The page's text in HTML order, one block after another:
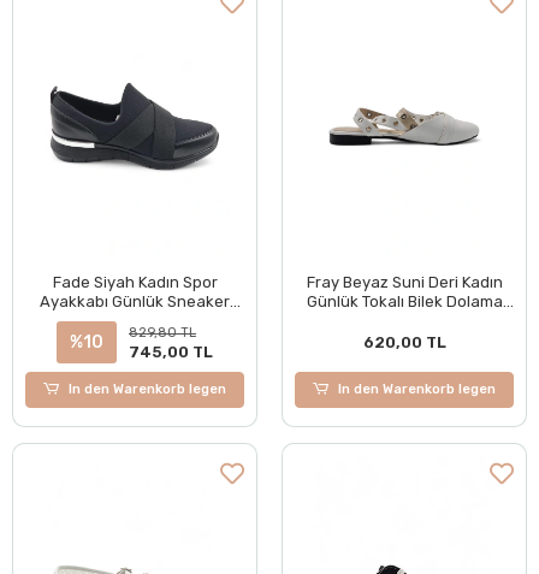
Fade Siyah Kadın Spor
Ayakkabı Günlük Sneaker
Spor Ayakabı
%10 829,80 TL
745,00 TL
In den Warenkorb legen
Fray Beyaz Suni Deri Kadın
Günlük Tokalı Bilek Dolama
620,00 TL
In den Warenkorb legen